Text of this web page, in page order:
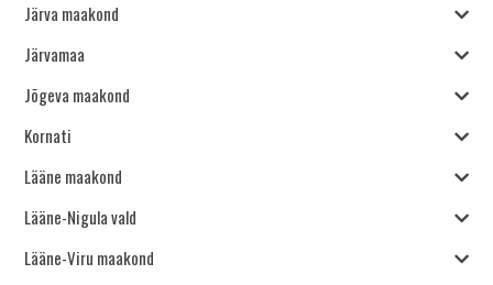
Järva maakond
Järvamaa
Jõgeva maakond
Kornati
Lääne maakond
Lääne-Nigula vald
Lääne-Viru maakond